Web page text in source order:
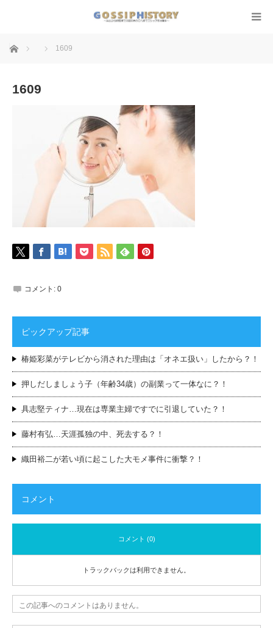
ホーム 1609
1609
コメント: 0
ピックアップ記事
椿姫彩菜がテレビから消された理由は「オネエ扱い」したから？！
押しだしましょう子（年齢34歳）の副業って一体なに？！
具志堅ティナ…現在は専業主婦ですでに引退していた？！
藤村有弘…天涯孤独の中、死去する？！
織田裕二が若い頃に起こした大モメ事件に衝撃？！
コメント
コメント (0)
トラックバックは利用できません。
この記事へのコメントはありません。